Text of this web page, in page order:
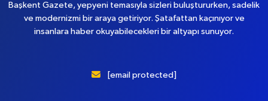
Başkent Gazete, yepyeni temasıyla sizleri buluştururken, sadelik
ve modernizmi bir araya getiriyor. Şatafattan kaçınıyor ve
insanlara haber okuyabilecekleri bir altyapı sunuyor.
[email protected]